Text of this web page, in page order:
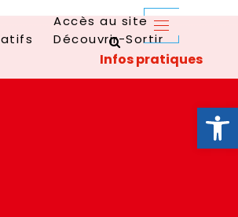
Ouvrir
Accès au site
Découvrir-Sortir